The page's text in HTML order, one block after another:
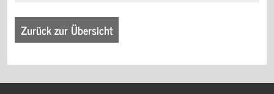
Zurück zur Übersicht